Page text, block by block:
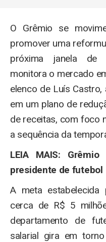
O Grêmio se
promover uma
próxima janela de
monitora o mercado
elenco de Luís
em um plano de
de receitas, com foco
a sequência da
LEIA MAIS:
presidente de futebol
A meta
cerca de R$ 5
departamento de
salarial gira em